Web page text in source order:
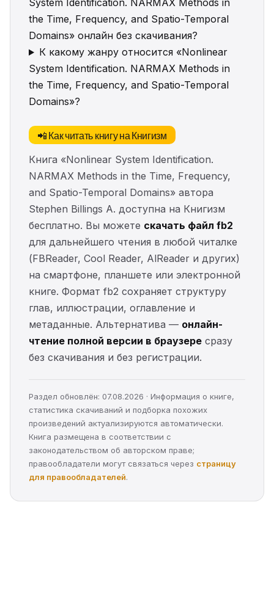
System Identification. NARMAX Methods in
the Time, Frequency, and Spatio-Temporal
Domains» онлайн без скачивания?
К какому жанру относится «Nonlinear
System Identification. NARMAX Methods in
the Time, Frequency, and Spatio-Temporal
Domains»?
📲 Как читать книгу на Книгизм
Книга «Nonlinear System Identification.
NARMAX Methods in the Time, Frequency,
and Spatio-Temporal Domains» автора
Stephen Billings A. доступна на Книгизм
бесплатно. Вы можете скачать файл fb2
для дальнейшего чтения в любой читалке
(FBReader, Cool Reader, AlReader и других)
на смартфоне, планшете или электронной
книге. Формат fb2 сохраняет структуру
глав, иллюстрации, оглавление и
метаданные. Альтернатива — онлайн-
чтение полной версии в браузере сразу
без скачивания и без регистрации.
Раздел обновлён: 07.08.2026 · Информация о книге,
статистика скачиваний и подборка похожих
произведений актуализируются автоматически.
Книга размещена в соответствии с
законодательством об авторском праве;
правообладатели могут связаться через страницу
для правообладателей.